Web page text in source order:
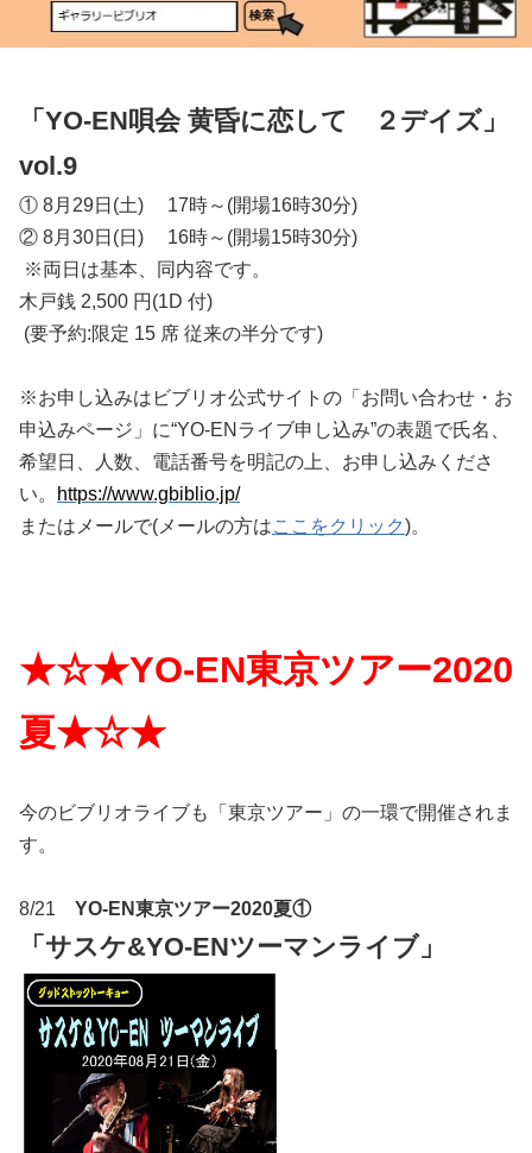
「YO-EN唄会 黄昏に恋して ２デイズ」
vol.9
① 8月29日(土) 17時～(開場16時30分)
② 8月30日(日) 16時～(開場15時30分)
※両日は基本、同内容です。
木戸銭 2,500 円(1D 付)
(要予約:限定 15 席 従来の半分です)
※お申し込みはビブリオ公式サイトの「お問い合わせ・お
申込みページ」に“YO-ENライブ申し込み”の表題で氏名、
希望日、人数、電話番号を明記の上、お申し込みくださ
い。
https://www.gbiblio.jp/
またはメールで(メールの方はここをクリック)。
★☆★YO-EN東京ツアー2020
夏★☆★
今のビブリオライブも「東京ツアー」の一環で開催されま
す。
8/21 YO-EN東京ツアー2020夏①
「サスケ&YO-ENツーマンライブ」